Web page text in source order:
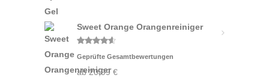
Sweet Orange Orangenreiniger
Bewertet
mit4.50
von 5
Geprüfte Gesamtbewertungen
ab20,99€